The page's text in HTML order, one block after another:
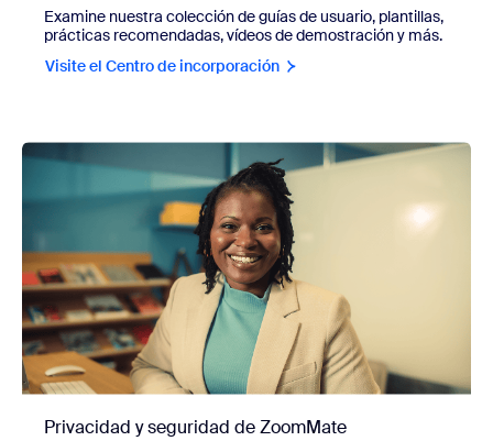
Examine nuestra colección de guías de usuario, plantillas,
prácticas recomendadas, vídeos de demostración y más.
Visite el Centro de incorporación
Privacidad y seguridad de ZoomMate